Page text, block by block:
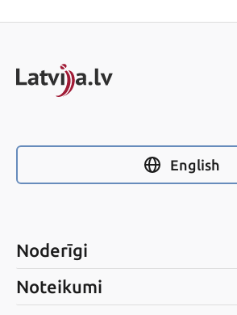
English
Noderīgi
Noteikumi